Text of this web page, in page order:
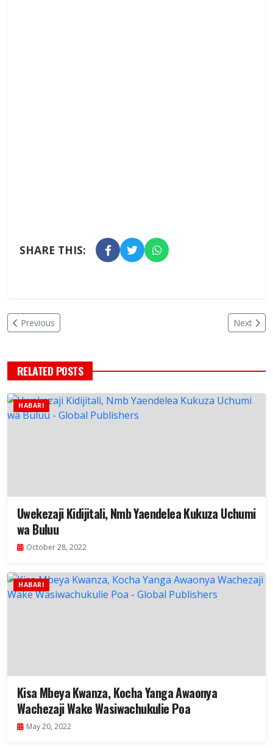
SHARE THIS:
Previous Next
RELATED POSTS
HABARI
Uwekezaji Kidijitali, Nmb Yaendelea Kukuza Uchumi
wa Buluu
October 28, 2022
HABARI
Kisa Mbeya Kwanza, Kocha Yanga Awaonya
Wachezaji Wake Wasiwachukulie Poa
May 20, 2022